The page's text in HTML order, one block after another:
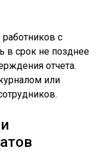
работников с
в срок не позднее
отчета.
или